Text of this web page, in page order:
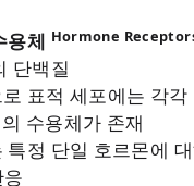
용체 Hormone
단백질
표적 세포에는 각
수용체가 존재
정 단일 호르몬에